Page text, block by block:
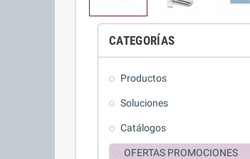
CATEGORÍAS
Productos
Soluciones
Catálogos
OFERTAS PROMOCIONES